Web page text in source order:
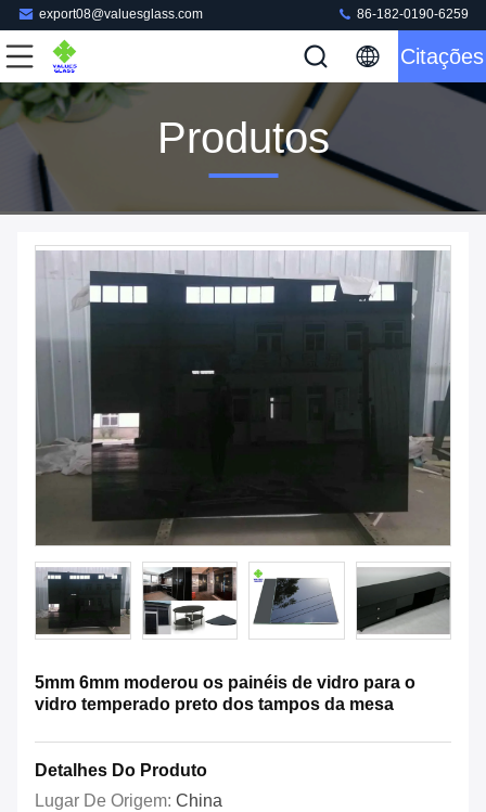
export08@valuesglass.com 86-182-0190-6259
Citações
Produtos
5mm 6mm moderou os painéis de vidro para o
vidro temperado preto dos tampos da mesa
Detalhes Do Produto
Lugar De Origem: China